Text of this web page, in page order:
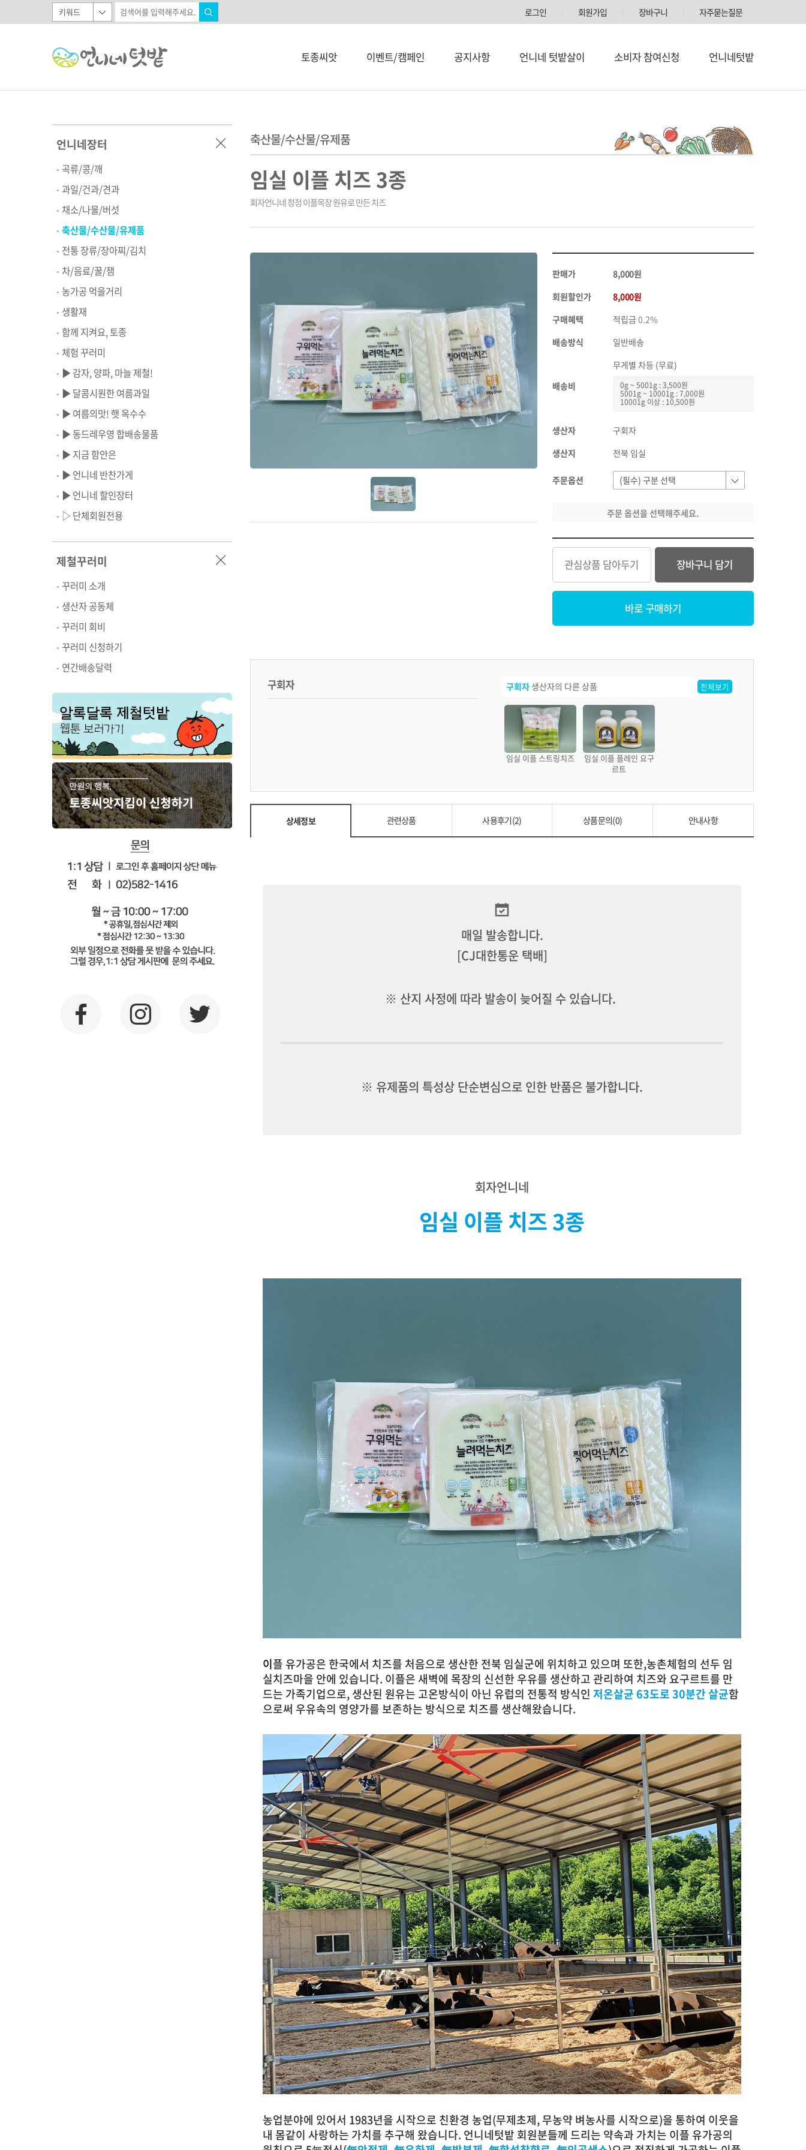
로그인 회원가입 장바구니 자주묻는질문
토종씨앗 이벤트/캠페인 공지사항 언니네 텃밭살이 소비자 참여신청 언니네텃밭
언니네장터
곡류/콩/깨
과일/건과/견과
채소/나물/버섯
축산물/수산물/유제품
전통 장류/장아찌/김치
차/음료/꿀/잼
농가공 먹을거리
생활재
함께 지켜요, 토종
체험 꾸러미
▶ 감자, 양파, 마늘 제철!
▶ 달콤시원한 여름과일
▶ 여름의맛! 햇 옥수수
▶ 동드레우영 합배송물품
▶ 지금 함안은
▶ 언니네 반찬가게
▶ 언니네 할인장터
▷ 단체회원전용
제철꾸러미
꾸러미 소개
생산자 공동체
꾸러미 회비
꾸러미 신청하기
연간배송달력
축산물/수산물/유제품
임실 이플 치즈 3종
회자언니네 청정 이플목장 원유로 만든 치즈
판매가
8,000원
회원할인가
8,000원
구매혜택
적립금 0.2%
배송방식
일반배송
배송비
무게별 차등 (무료)
0g ~ 5001g : 3,500원
5001g ~ 10001g : 7,000원
10001g 이상 : 10,500원
생산자
구회자
생산지
전북 임실
주문옵션
주문 옵션을 선택해주세요.
관심상품 담아두기 장바구니 담기
바로 구매하기
구회자 구회자 생산자의 다른 상품 전체보기
임실 이플 스트링치즈
임실 이플 플레인 요구
르트
상세정보 관련상품 사용후기(2) 상품문의(0) 안내사항
매일 발송합니다.
[CJ대한통운 택배]
※ 산지 사정에 따라 발송이 늦어질 수 있습니다.
※ 유제품의 특성상 단순변심으로 인한 반품은 불가합니다.
회자언니네
임실 이플 치즈 3종
이플 유가공은 한국에서 치즈를 처음으로 생산한 전북 임실군에 위치하고 있으며 또한,농촌체험의 선두 임
실치즈마을 안에 있습니다. 이플은 새벽에 목장의 신선한 우유를 생산하고 관리하여 치즈와 요구르트를 만
드는 가족기업으로, 생산된 원유는 고온방식이 아닌 유럽의 전통적 방식인 저온살균 63도로 30분간 살균함
으로써 우유속의 영양가를 보존하는 방식으로 치즈를 생산해왔습니다.
농업분야에 있어서 1983년을 시작으로 친환경 농업(무제초제, 무농약 벼농사를 시작으로)을 통하여 이웃을
내 몸같이 사랑하는 가치를 추구해 왔습니다. 언니네텃밭 회원분들께 드리는 약속과 가치는 이플 유가공의